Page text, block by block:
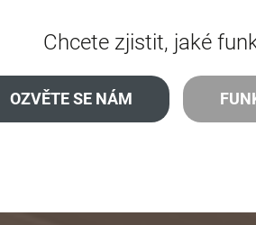
Chcete zjistit, jaké
OZVĚTE SE NÁM